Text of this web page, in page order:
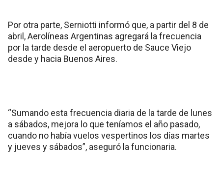
Por otra parte, Serniotti informó que, a partir del 8 de
abril, Aerolíneas Argentinas agregará la frecuencia
por la tarde desde el aeropuerto de Sauce Viejo
desde y hacia Buenos Aires.
“Sumando esta frecuencia diaria de la tarde de lunes
a sábados, mejora lo que teníamos el año pasado,
cuando no había vuelos vespertinos los días martes
y jueves y sábados”, aseguró la funcionaria.